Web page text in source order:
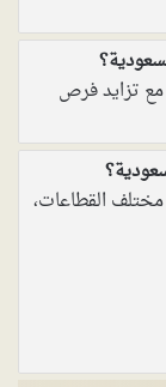
مع تزايد فرص
القطاعات،